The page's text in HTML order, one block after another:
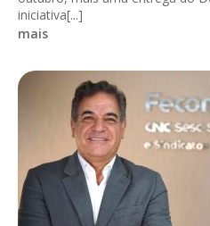
iniciativa[...]
mais